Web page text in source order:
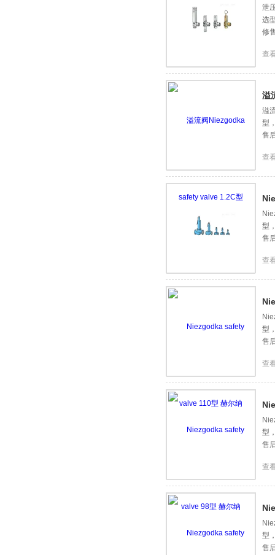
泄
选
修
查
溢
溢
型
售
查
型
售
查
型
售
查
型
售
查
型
售